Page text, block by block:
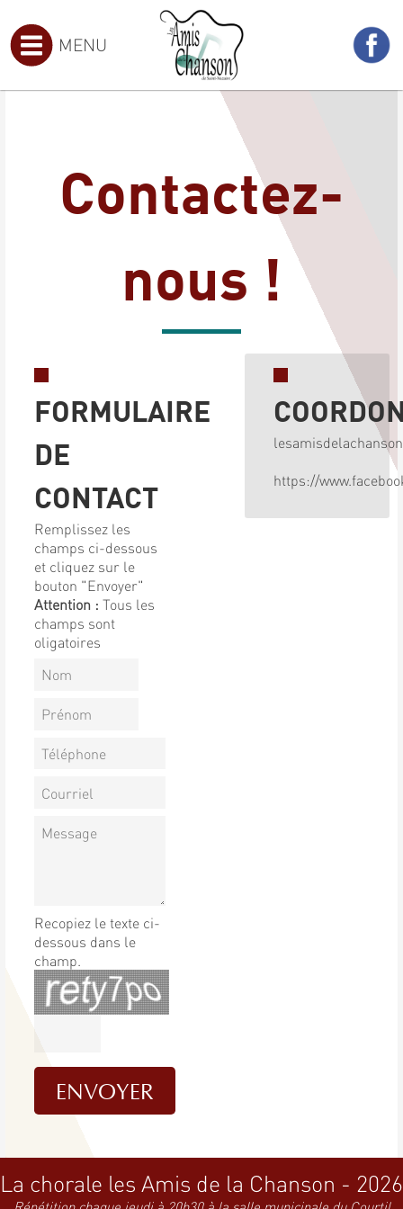
MENU
Contactez-
nous !
https://
FORMULAIRE
DE
CONTACT
Remplissez les
champs ci-dessous
et cliquez sur le
bouton "Envoyer"
Attention :Tous les
champs sont
oligatoires
Recopiez le texte ci-
dessous dans le
champ.
La chorale les Amis de la Chanson - 2026